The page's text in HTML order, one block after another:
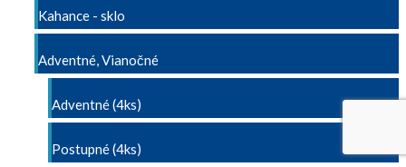
Kahance - sklo
Adventné, Vianočné
Adventné (4ks)
Postupné (4ks)